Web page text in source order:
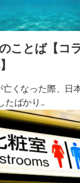
ことば【コ
くなった際、日
たばかり...